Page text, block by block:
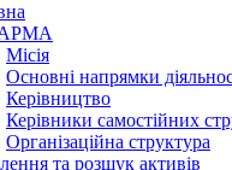
Місія
Основні напрямки
Керівництво
Керівники самостійних
Організаційна структура
та розшук активів